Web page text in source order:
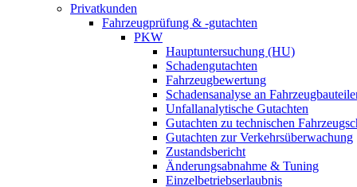
Privatkunden
Fahrzeugprüfung & -gutachten
PKW
Hauptuntersuchung (HU)
Schadengutachten
Fahrzeugbewertung
Schadensanalyse an
Unfallanalytische Gutachten
Gutachten zu technischen
Gutachten zur Verkehrsüberwachung
Zustandsbericht
Änderungsabnahme & Tuning
Einzelbetriebserlaubnis